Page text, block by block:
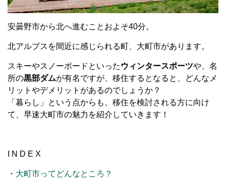
安曇野市から北へ進むことおよそ40分。
北アルプスを間近に感じられる町、大町市があります。
スキーやスノーボードといった ウィンタースポーツや、名
所の黒部ダムが有名ですが、移住するとなると、どんなメ
リットやデメリットがあるのでしょうか？
「暮らし」という点からも、移住を検討される方に向け
て、早速大町市の魅力を紹介していきます！
I N D E X
・ 大町市ってどんなところ？